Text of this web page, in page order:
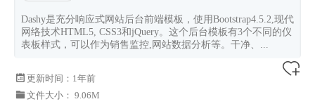
Dashy是充分响应式网站后台前端模板，使用Bootstrap4.5.2,现代
网络技术HTML5, CSS3和jQuery。这个后台模板有3个不同的仪
表板样式，可以作为销售监控,网站数据分析等。干净、...
更新时间： 1年前
文件大小： 9.06M